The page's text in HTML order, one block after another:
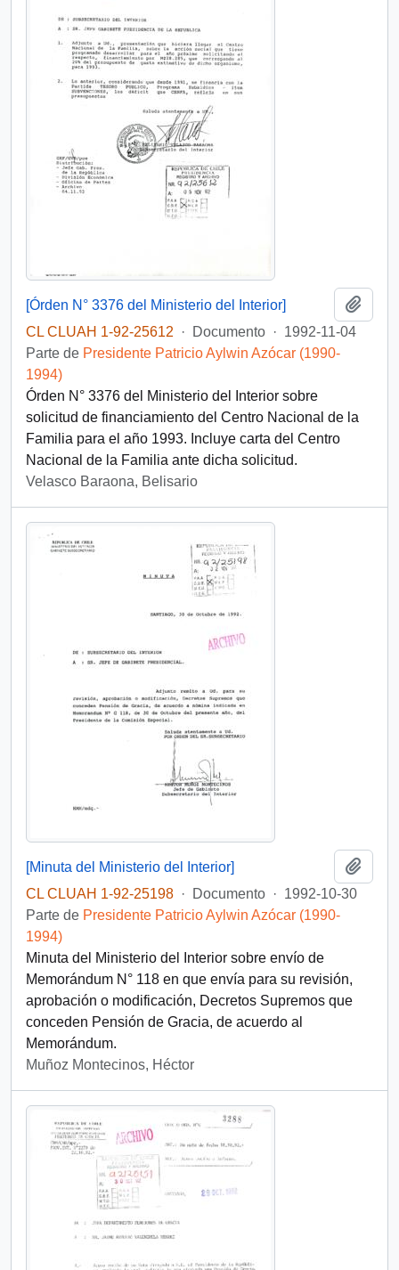
[Órden N° 3376 del Ministerio del Interior]
CL CLUAH 1-92-25612
· Documento · 1992-11-04
Parte de Presidente Patricio Aylwin Azócar (1990-
1994)
Órden N° 3376 del Ministerio del Interior sobre
solicitud de financiamiento del Centro Nacional de la
Familia para el año 1993. Incluye carta del Centro
Nacional de la Familia ante dicha solicitud.
Velasco Baraona, Belisario
[Minuta del Ministerio del Interior]
CL CLUAH 1-92-25198 · Documento · 1992-10-30
Parte de Presidente Patricio Aylwin Azócar (1990-
1994)
Minuta del Ministerio del Interior sobre envío de
Memorándum N° 118 en que envía para su revisión,
aprobación o modificación, Decretos Supremos que
conceden Pensión de Gracia, de acuerdo al
Memorándum.
Muñoz Montecinos, Héctor